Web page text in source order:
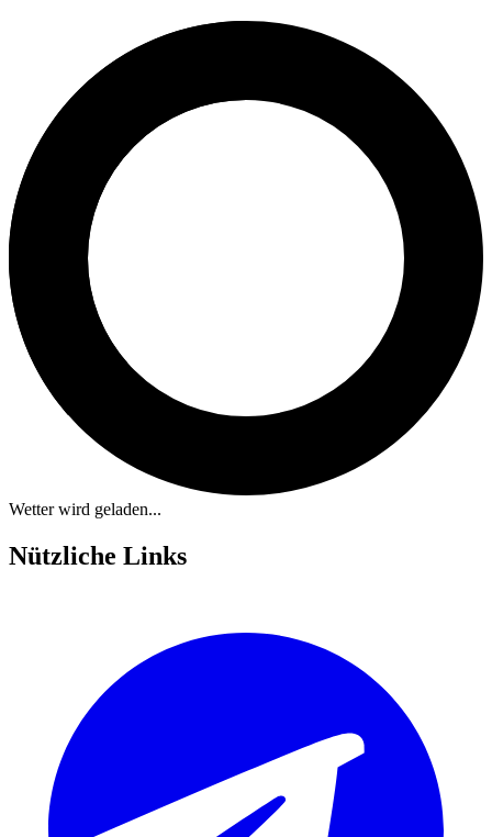
Wetter wird geladen...
Nützliche Links